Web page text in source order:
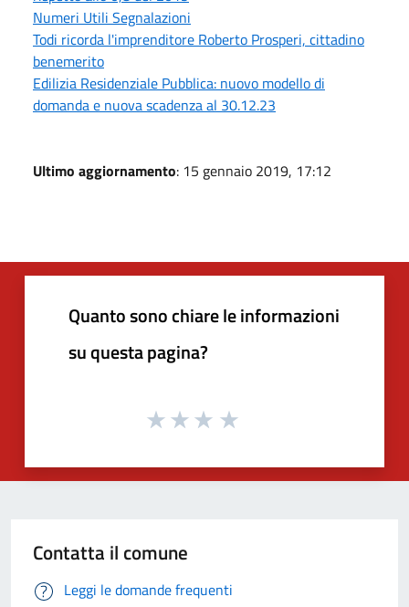
Numeri Utili Segnalazioni
Todi ricorda l'imprenditore Roberto Prosperi, cittadino
benemerito
Edilizia Residenziale Pubblica: nuovo modello di
domanda e nuova scadenza al 30.12.23
Ultimo aggiornamento: 15 gennaio 2019, 17:12
Quanto sono chiare le informazioni
su questa pagina?
Contatta il comune
Leggi le domande frequenti